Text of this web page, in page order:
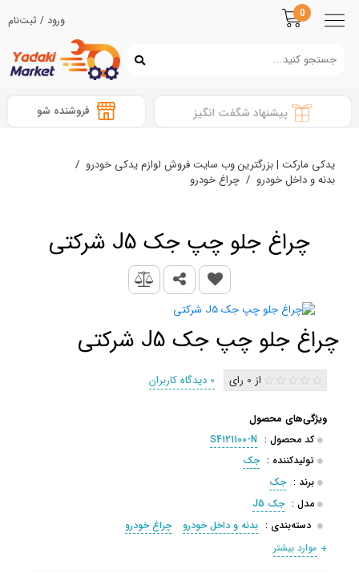
0 ورود / ثبت‌نام
پیشنهاد شگفت انگیز فروشنده شو
یدکی مارکت | بزرگترین وب سایت فروش لوازم یدکی خودرو /
بدنه و داخل خودرو / چراغ خودرو
چراغ جلو چپ جک J5 شرکتی
چراغ جلو چپ جک J5 شرکتی
از 0 رای 0 دیدگاه کاربران
ویژگی‌های محصول
کد محصول : S4121100-N
تولیدکننده : جک
برند : جک
مدل : جک J5
دسته‌بندی : بدنه و داخل خودرو
چراغ خودرو
موارد بیشتر